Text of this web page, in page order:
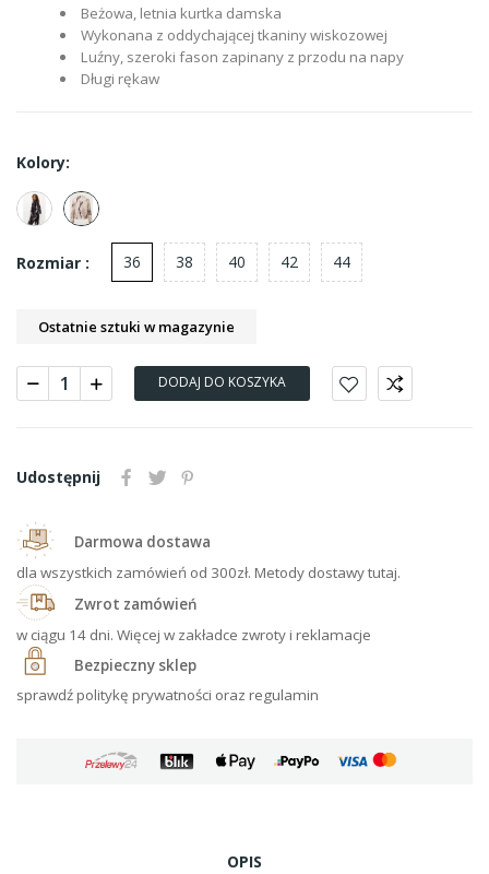
Beżowa, letnia kurtka damska
Wykonana z oddychającej tkaniny wiskozowej
Luźny, szeroki fason zapinany z przodu na napy
Długi rękaw
Kolory:
Rozmiar : 36 38 40 42 44
Ostatnie sztuki w magazynie
DODAJ DO KOSZYKA
Udostępnij
Darmowa dostawa
dla wszystkich zamówień od 300zł. Metody dostawy tutaj.
Zwrot zamówień
w ciągu 14 dni. Więcej w zakładce zwroty i reklamacje
Bezpieczny sklep
sprawdź politykę prywatności oraz regulamin
OPIS